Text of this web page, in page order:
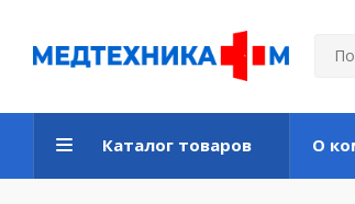
Каталог товаров О